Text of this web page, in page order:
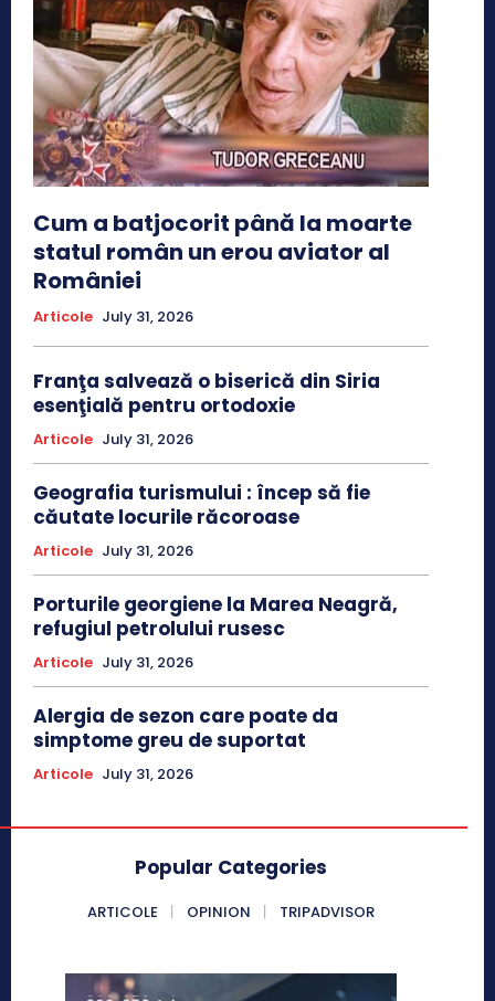
Cum a batjocorit până la moarte
statul român un erou aviator al
României
Articole July 31, 2026
Franţa salvează o biserică din Siria
esenţială pentru ortodoxie
Articole July 31, 2026
Geografia turismului : încep să fie
căutate locurile răcoroase
Articole July 31, 2026
Porturile georgiene la Marea Neagră,
refugiul petrolului rusesc
Articole July 31, 2026
Alergia de sezon care poate da
simptome greu de suportat
Articole July 31, 2026
Popular Categories
ARTICOLE OPINION TRIPADVISOR